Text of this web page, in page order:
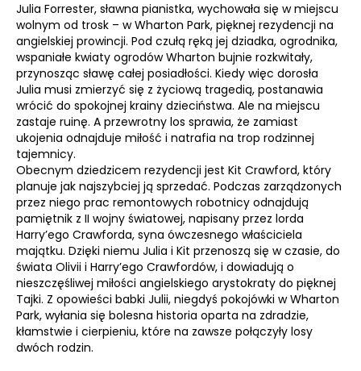
Julia Forrester, sławna pianistka, wychowała się w miejscu
wolnym od trosk – w Wharton Park, pięknej rezydencji na
angielskiej prowincji. Pod czułą ręką jej dziadka, ogrodnika,
wspaniałe kwiaty ogrodów Wharton bujnie rozkwitały,
przynosząc sławę całej posiadłości. Kiedy więc dorosła
Julia musi zmierzyć się z życiową tragedią, postanawia
wrócić do spokojnej krainy dzieciństwa. Ale na miejscu
zastaje ruinę. A przewrotny los sprawia, że zamiast
ukojenia odnajduje miłość i natrafia na trop rodzinnej
tajemnicy.
Obecnym dziedzicem rezydencji jest Kit Crawford, który
planuje jak najszybciej ją sprzedać. Podczas zarządzonych
przez niego prac remontowych robotnicy odnajdują
pamiętnik z II wojny światowej, napisany przez lorda
Harry’ego Crawforda, syna ówczesnego właściciela
majątku. Dzięki niemu Julia i Kit przenoszą się w czasie, do
świata Olivii i Harry’ego Crawfordów, i dowiadują o
nieszczęśliwej miłości angielskiego arystokraty do pięknej
Tajki. Z opowieści babki Julii, niegdyś pokojówki w Wharton
Park, wyłania się bolesna historia oparta na zdradzie,
kłamstwie i cierpieniu, które na zawsze połączyły losy
dwóch rodzin.